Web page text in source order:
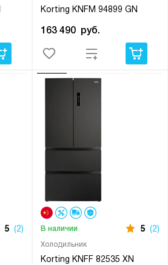
Korting KNFM 94899 GN
163 490 руб.
5 (2)
Холодильник
Korting KNFF 82535 XN
В наличии 5 (2)